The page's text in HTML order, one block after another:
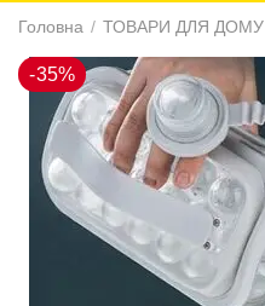
Головна / ТОВАРИ ДЛЯ ДОМУ